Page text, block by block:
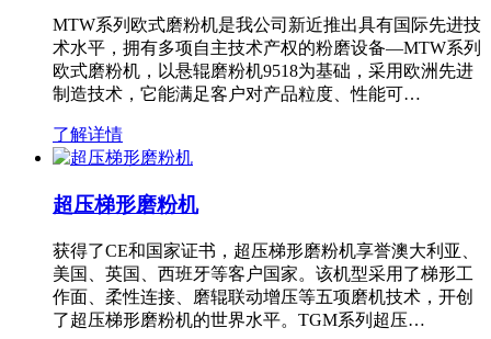
MTW系列欧式磨粉机是我公司新近推出具有国际先进技
术水平，拥有多项自主技术产权的粉磨设备—MTW系列
欧式磨粉机，以悬辊磨粉机9518为基础，采用欧洲先进
制造技术，它能满足客户对产品粒度、性能可…
了解详情
超压梯形磨粉机
获得了CE和国家证书，超压梯形磨粉机享誉澳大利亚、
美国、英国、西班牙等客户国家。该机型采用了梯形工
作面、柔性连接、磨辊联动增压等五项磨机技术，开创
了超压梯形磨粉机的世界水平。TGM系列超压…